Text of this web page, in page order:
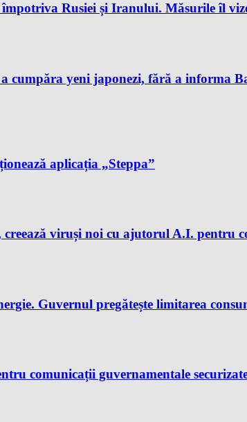
Rusiei și Iranului. Măsurile îl
cumpăra yeni japonezi, fără a informa
aplicația „Steppa”
viruși noi cu ajutorul A.I. pentru
Guvernul pregătește limitarea
comunicații guvernamentale